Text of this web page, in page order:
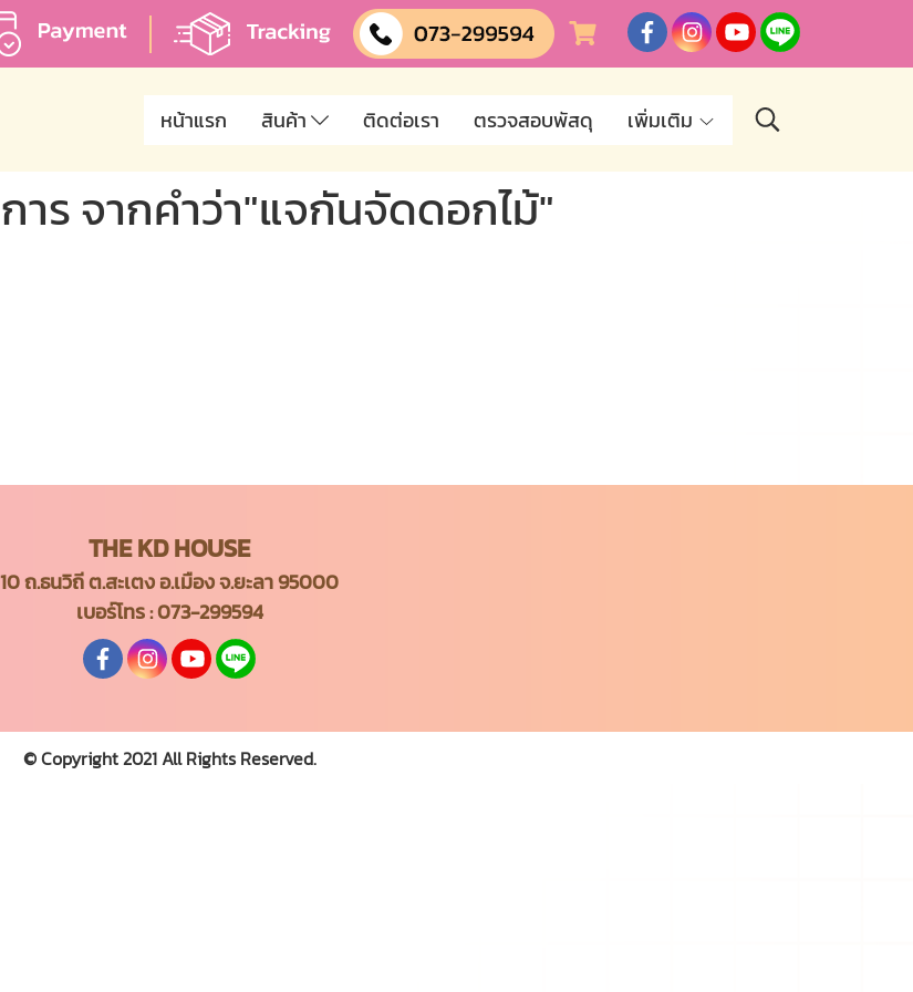
หน้าแรก สินค้า ติดต่อเรา ตรวจสอบพัสดุ เพิ่มเติม
าร จากคำว่า"แจกันจัดดอกไม้"
THE KD HOUSE
10 ถ.ธนวิถี ต.สะเตง อ.เมือง จ.ยะลา 95000
เบอร์โทร :073-299594
© Copyright 2021 All Rights Reserved.